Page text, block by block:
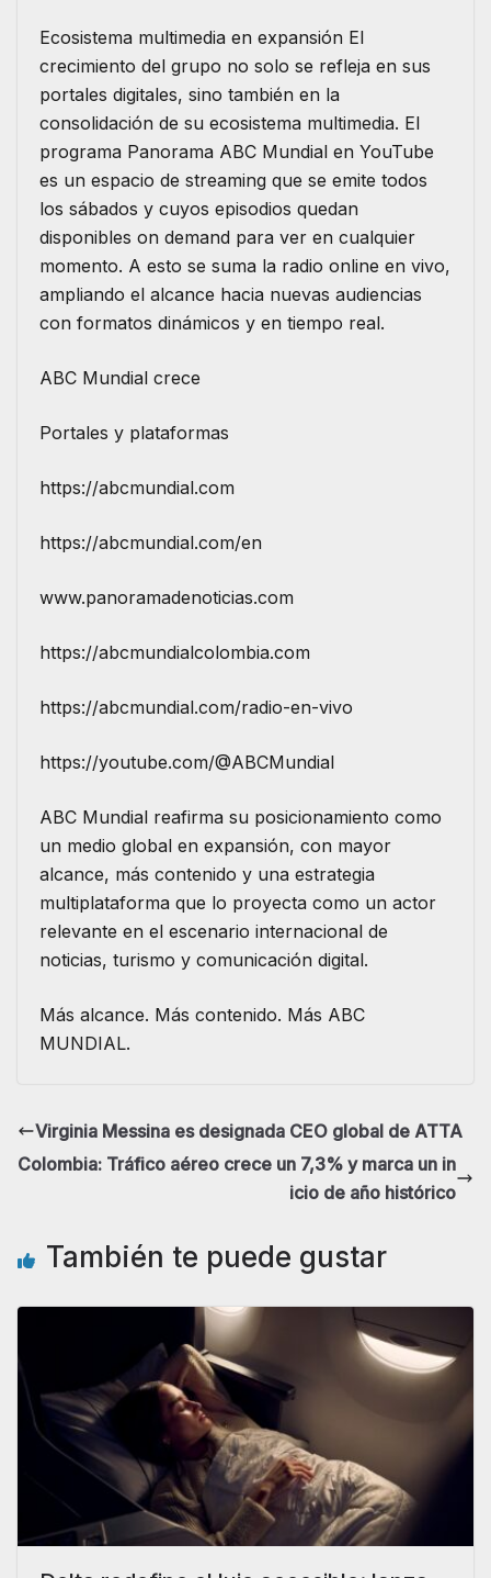
Ecosistema multimedia en expansión El
crecimiento del grupo no solo se refleja en sus
portales digitales, sino también en la
consolidación de su ecosistema multimedia. El
programa Panorama ABC Mundial en YouTube
es un espacio de streaming que se emite todos
los sábados y cuyos episodios quedan
disponibles on demand para ver en cualquier
momento. A esto se suma la radio online en vivo,
ampliando el alcance hacia nuevas audiencias
con formatos dinámicos y en tiempo real.
ABC Mundial crece
Portales y plataformas
https://abcmundial.com
https://abcmundial.com/en
www.panoramadenoticias.com
https://abcmundialcolombia.com
https://abcmundial.com/radio-en-vivo
https://youtube.com/@ABCMundial
ABC Mundial reafirma su posicionamiento como
un medio global en expansión, con mayor
alcance, más contenido y una estrategia
multiplataforma que lo proyecta como un actor
relevante en el escenario internacional de
noticias, turismo y comunicación digital.
Más alcance. Más contenido. Más ABC
MUNDIAL.
Virginia Messina es designada CEO global de ATTA
Colombia: Tráfico aéreo crece un 7,3% y marca un in
icio de año histórico
También te puede gustar